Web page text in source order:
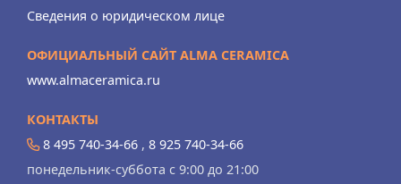
Сведения о юридическом лице
ОФИЦИАЛЬНЫЙ САЙТ ALMA CERAMICA
www.almaceramica.ru
КОНТАКТЫ
8 495 740-34-66 , 8 925 740-34-66
понедельник-суббота с 9:00 до 21:00